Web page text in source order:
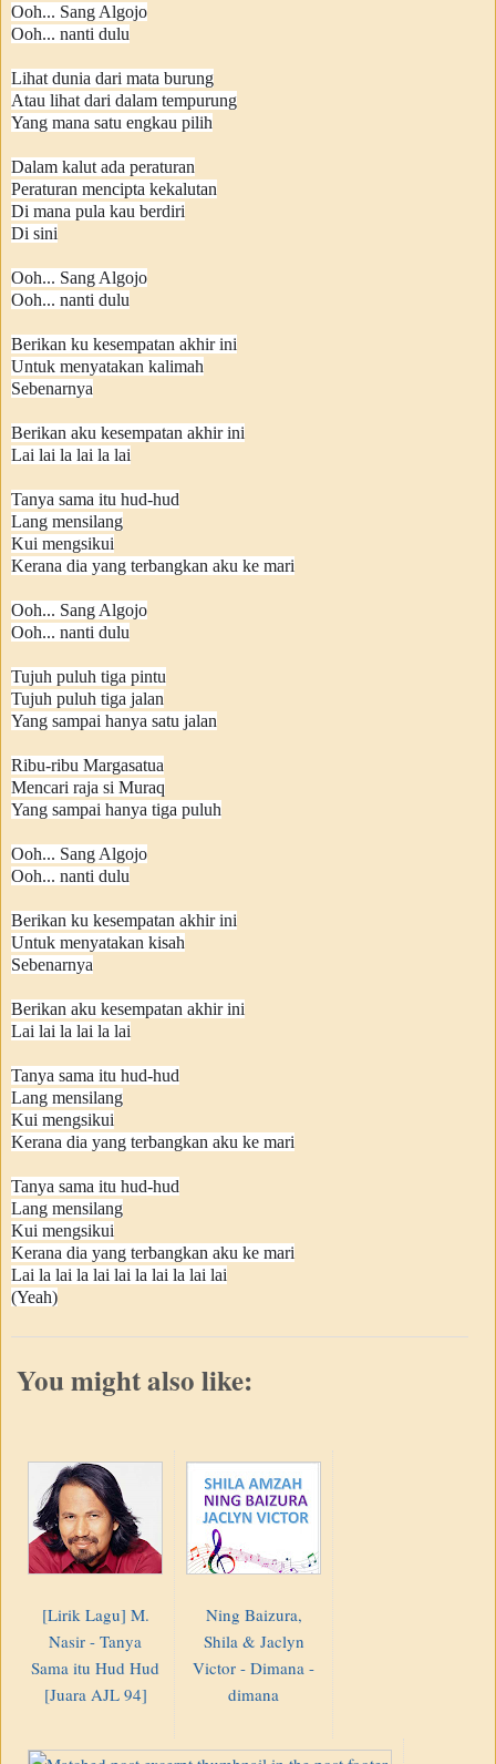
Ooh... Sang Algojo
Ooh... nanti dulu
Lihat dunia dari mata burung
Atau lihat dari dalam tempurung
Yang mana satu engkau pilih
Dalam kalut ada peraturan
Peraturan mencipta kekalutan
Di mana pula kau berdiri
Di sini
Ooh... Sang Algojo
Ooh... nanti dulu
Berikan ku kesempatan akhir ini
Untuk menyatakan kalimah
Sebenarnya
Berikan aku kesempatan akhir ini
Lai lai la lai la lai
Tanya sama itu hud-hud
Lang mensilang
Kui mengsikui
Kerana dia yang terbangkan aku ke mari
Ooh... Sang Algojo
Ooh... nanti dulu
Tujuh puluh tiga pintu
Tujuh puluh tiga jalan
Yang sampai hanya satu jalan
Ribu-ribu Margasatua
Mencari raja si Muraq
Yang sampai hanya tiga puluh
Ooh... Sang Algojo
Ooh... nanti dulu
Berikan ku kesempatan akhir ini
Untuk menyatakan kisah
Sebenarnya
Berikan aku kesempatan akhir ini
Lai lai la lai la lai
Tanya sama itu hud-hud
Lang mensilang
Kui mengsikui
Kerana dia yang terbangkan aku ke mari
Tanya sama itu hud-hud
Lang mensilang
Kui mengsikui
Kerana dia yang terbangkan aku ke mari
Lai la lai la lai lai la lai la lai lai
(Yeah)
You might also like:
[Lirik Lagu] M.
Nasir - Tanya
Sama itu Hud Hud
[Juara AJL 94]
Ning Baizura,
Shila & Jaclyn
Victor - Dimana -
dimana